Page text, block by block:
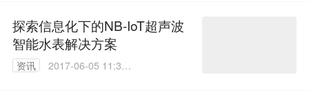
探索信息化下的NB-IoT超声波
智能水表解决方案
资讯
2017-06-05 11:30: